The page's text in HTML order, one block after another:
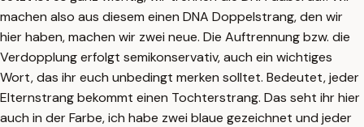
machen also aus diesem einen DNA Doppelstrang, den wir
hier haben, machen wir zwei neue. Die Auftrennung bzw. die
Verdopplung erfolgt semikonservativ, auch ein wichtiges
Wort, das ihr euch unbedingt merken solltet. Bedeutet, jeder
Elternstrang bekommt einen Tochterstrang. Das seht ihr hier
auch in der Farbe, ich habe zwei blaue gezeichnet und jeder